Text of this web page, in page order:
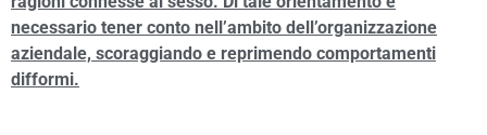
necessario tener conto nell’ambito dell’organizzazione
aziendale, scoraggiando e reprimendo comportamenti
difformi.